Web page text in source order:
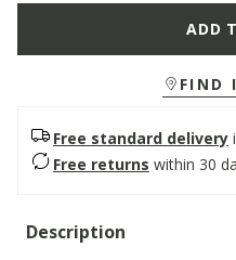
ADD
FIND
Free standard delivery
Free returns within 30
Description